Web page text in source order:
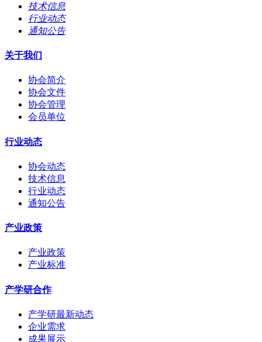
技术信息
行业动态
通知公告
关于我们
协会简介
协会文件
协会管理
会员单位
行业动态
协会动态
技术信息
行业动态
通知公告
产业政策
产业政策
产业标准
产学研合作
产学研最新动态
企业需求
成果展示